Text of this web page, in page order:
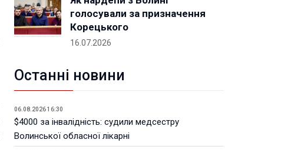
голосували за призначення
Корецького
16.07.2026
Останні новини
06.08.2026 16:30
$4000 за інвалідність: судили медсестру
Волинської обласної лікарні